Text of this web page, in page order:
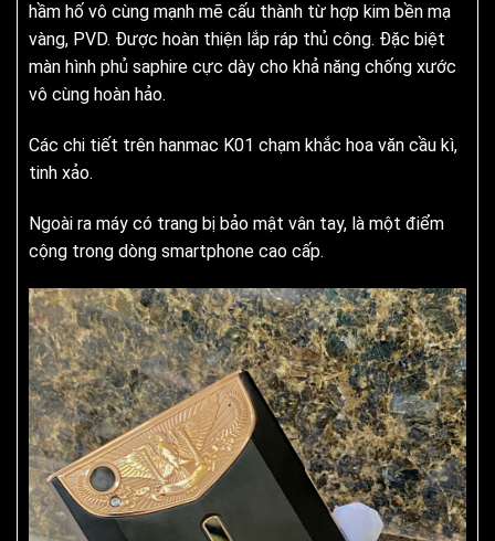
hầm hố vô cùng mạnh mẽ cấu thành từ hợp kim bền mạ
vàng, PVD. Được hoàn thiện lắp ráp thủ công. Đặc biệt
màn hình phủ saphire cực dày cho khả năng chống xước
vô cùng hoàn hảo.
Các chi tiết trên hanmac K01 chạm khắc hoa văn cầu kì,
tinh xảo.
Ngoài ra máy có trang bị bảo mật vân tay, là một điểm
cộng trong dòng smartphone cao cấp.